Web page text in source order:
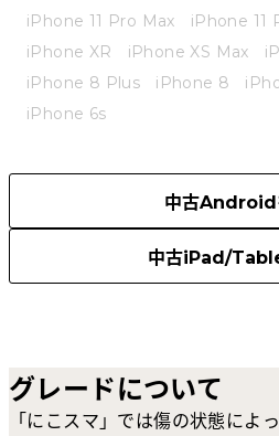
iPhone 11 Pro Max
iPhone 11
iPhone XR
iPhone XS Max
iPhone 8 Plus
iPhone 8
iPhone 6s
中古Android
中古iPad/
グレードについて
「にこスマ」では傷の状態によ